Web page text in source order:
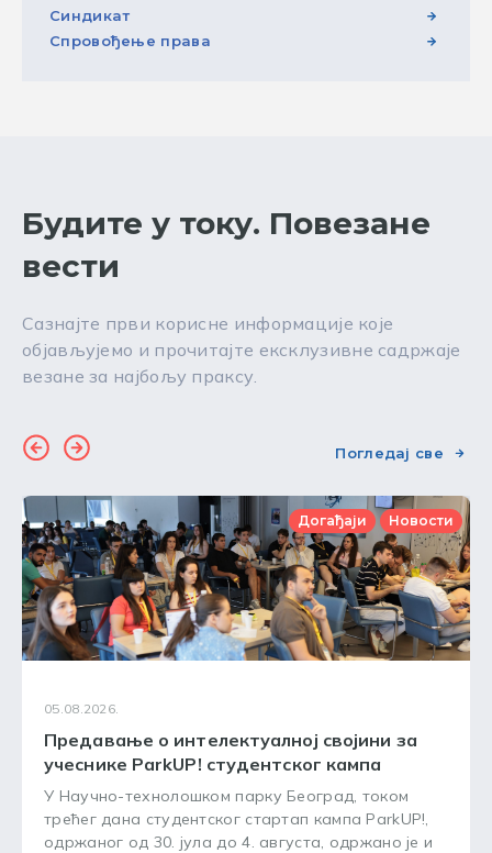
Синдикат
Спровођење права
Будите у току. Повезане
вести
Сазнајте први корисне информације које
објављујемо и прочитајте ексклузивне садржаје
везане за најбољу праксу.
Погледај све
Догађаји Новости
05.08.2026.
Предавање о интелектуалној својини за
учеснике ParkUP! студентског кампа
У Научно-технолошком парку Београд, током
трећег дана студентског стартап кампа ParkUP!,
одржаног од 30. јула до 4. августа, одржано је и